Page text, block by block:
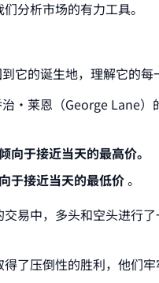
分析市场的有力工具。
它的诞生地，理解它的
·莱恩（George Lane
向于接近当天的最高价。
于接近当天的最低价。
易中，多头和空头进行
了压倒性的胜利，他们牢